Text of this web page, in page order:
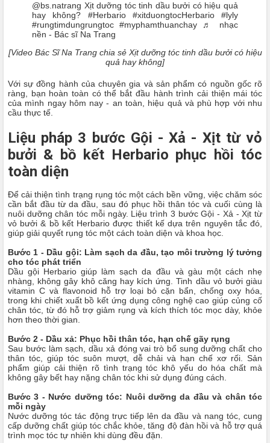
@bs.natrang Xịt dưỡng tóc tinh dầu bưởi có hiệu quả
hay không? #Herbario #xitduongtocHerbario
#lyly
#rungtimdungrungtoc #myphamthuanchay
♬ nhạc
nền - Bác sĩ Na Trang
[Video Bác Sĩ Na Trang chia sẻ Xịt dưỡng tóc tinh dầu bưởi có hiệu
quả hay không]
Với sự đồng hành của chuyên gia và sản phẩm có nguồn gốc rõ
ràng, bạn hoàn toàn có thể bắt đầu hành trình cải thiện mái tóc
của mình ngay hôm nay - an toàn, hiệu quả và phù hợp với nhu
cầu thực tế.
Liệu pháp 3 bước Gội - Xả - Xịt từ vỏ
bưởi & bồ kết Herbario phục hồi tóc
toàn diện
Để cải thiện tình trạng rụng tóc một cách bền vững, việc chăm sóc
cần bắt đầu từ da đầu, sau đó phục hồi thân tóc và cuối cùng là
nuôi dưỡng chân tóc mỗi ngày. Liệu trình 3 bước Gội - Xả - Xịt từ
vỏ bưởi & bồ kết Herbario được thiết kế dựa trên nguyên tắc đó,
giúp giải quyết rụng tóc một cách toàn diện và khoa học.
Bước 1 - Dầu gội: Làm sạch da đầu, tạo môi trường lý tưởng
cho tóc phát triển
Dầu gội Herbario giúp làm sạch da đầu và gàu một cách nhẹ
nhàng, không gây khô căng hay kích ứng. Tinh dầu vỏ bưởi giàu
vitamin C và flavonoid hỗ trợ loại bỏ cặn bẩn, chống oxy hóa,
trong khi chiết xuất bồ kết ứng dụng công nghệ cao giúp củng cố
chân tóc, từ đó hỗ trợ giảm rụng và kích thích tóc mọc dày, khỏe
hơn theo thời gian.
Bước 2 - Dầu xả: Phục hồi thân tóc, hạn chế gãy rụng
Sau bước làm sạch, dầu xả đóng vai trò bổ sung dưỡng chất cho
thân tóc, giúp tóc suôn mượt, dễ chải và hạn chế xơ rối. Sản
phẩm giúp cải thiện rõ tình trạng tóc khô yếu do hóa chất mà
không gây bết hay nặng chân tóc khi sử dụng đúng cách.
Bước 3 - Nước dưỡng tóc: Nuôi dưỡng da đầu và chân tóc
mỗi ngày
Nước dưỡng tóc tác động trực tiếp lên da đầu và nang tóc, cung
cấp dưỡng chất giúp tóc chắc khỏe, tăng độ đàn hồi và hỗ trợ quá
trình mọc tóc tự nhiên khi dùng đều đặn.